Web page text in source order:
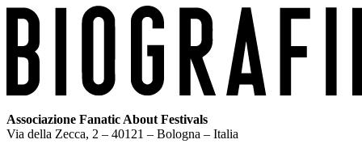
Associazione Fanatic About Festivals
Via della Zecca, 2 – 40121 – Bologna – Italia